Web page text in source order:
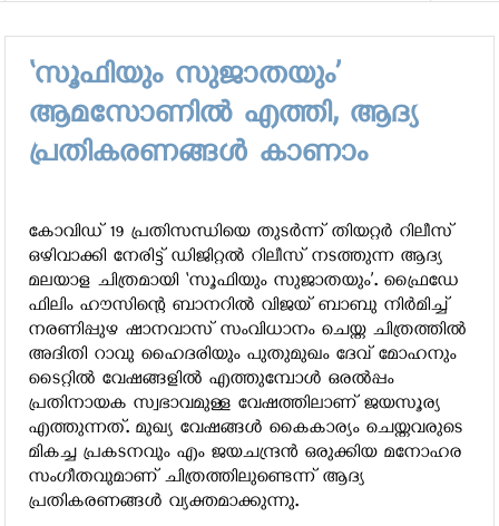
‘സൂഫിയും സുജാതയും’
ആമസോണില്‍ എത്തി, ആദ്യ
പ്രതികരണങ്ങള്‍ കാണാം
കോവിഡ് 19 പ്രതിസന്ധിയെ തുടര്‍ന്ന് തിയറ്റര്‍ റിലീസ്
ഒഴിവാക്കി നേരിട്ട് ഡിജിറ്റല്‍ റിലീസ് നടത്തുന്ന ആദ്യ
മലയാള ചിത്രമായി ‘സൂഫിയും സുജാതയും’. ഫ്രൈഡേ
ഫിലിം ഹൗസിന്റെ ബാനറില്‍ വിജയ് ബാബു നിര്‍മിച്ച്
നരണിപ്പുഴ ഷാനവാസ് സംവിധാനം ചെയ്ത ചിത്രത്തില്‍
അദിതി റാവു ഹൈദരിയും പുതുമുഖം ദേവ് മോഹനും
ടൈറ്റില്‍ വേഷങ്ങളില്‍ എത്തുമ്പോള്‍ ഒരല്‍പ്പം
പ്രതിനായക സ്വഭാവമുള്ള വേഷത്തിലാണ് ജയസൂര്യ
എത്തുന്നത്. മുഖ്യ വേഷങ്ങള്‍ കൈകാര്യം ചെയ്തവരുടെ
മികച്ച പ്രകടനവും എം ജയചന്ദ്രന്‍ ഒരുക്കിയ മനോഹര
സംഗീതവുമാണ് ചിത്രത്തിലുണ്ടെന്ന് ആദ്യ
പ്രതികരണങ്ങള്‍ വ്യക്തമാക്കുന്നു.